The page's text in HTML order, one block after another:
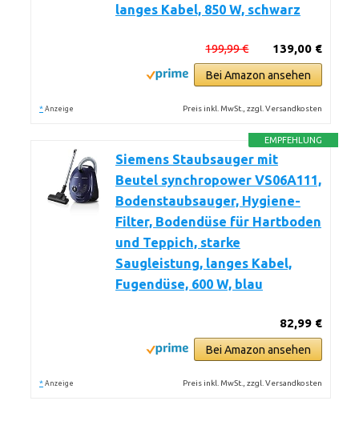
langes Kabel, 850 W, schwarz
139,00 €
199,99 €
Bei Amazon ansehen
* Anzeige Preis inkl. MwSt., zzgl. Versandkosten
EMPFEHLUNG
Siemens Staubsauger mit
Beutel synchropower VS06A111,
Bodenstaubsauger, Hygiene-
Filter, Bodendüse für Hartboden
und Teppich, starke
Saugleistung, langes Kabel,
Fugendüse, 600 W, blau
82,99 €
Bei Amazon ansehen
* Anzeige Preis inkl. MwSt., zzgl. Versandkosten